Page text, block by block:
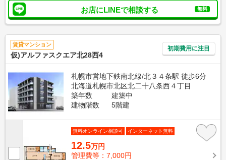
お店にLINEで相談する 無料
賃貸マンション
仮)アルファスクエア北28西4
初期費用に注目
札幌市営地下鉄南北線/北３４条駅 徒歩6分
北海道札幌市北区北二十八条西４丁目
築年数
建築中
建物階数
5階建
無料オンライン相談可 インターネット無料
12.5万円
管理費等：7,000円